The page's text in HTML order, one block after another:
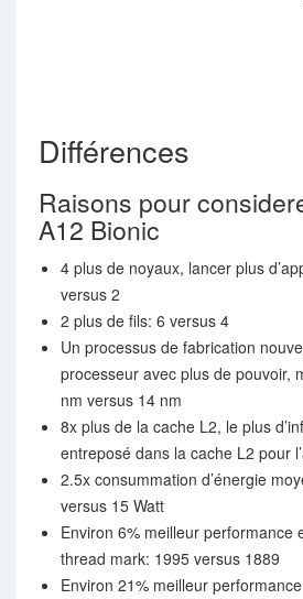
Différences
Raisons pour
A12 Bionic
4 plus de noyaux, lancer plus
versus 2
2 plus de fils: 6 versus 4
Un processus de fabrication
processeur avec plus de pouvoir,
nm versus 14 nm
8x plus de la cache L2, le plus
entreposé dans la cache L2 pour
2.5x consummation d’énergie
versus 15 Watt
Environ 6% meilleur performance
thread mark: 1995 versus 1889
Environ 21% meilleur